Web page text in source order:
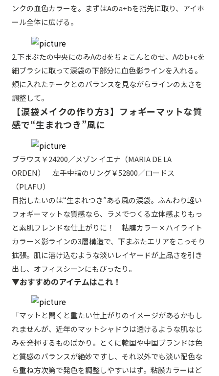
ンクの血色カラーを。まずはAのa+bを指先に取り、アイホ
ール全体に広げる。
2.下まぶたの中央にのみAのdをちょこんとのせ、Aのb+cを
細ブラシに取って涙袋の下部分に血色影ラインを入れる。
頬に入れたチークとのバランスを見ながらラインの太さを
調整して。
【涙袋メイクの作り方3】フォギーマットな質
感で“生まれつき”風に
ブラウス￥24200／メゾン イエナ（MARIA DE LA
ORDEN） 左手中指のリング￥52800／ロードス
（PLAFU）
目指したいのは“生まれつき”ある風の涙袋。ふんわり軽い
フォギーマットな質感なら、ラメでつくる立体感よりもっ
と素肌フレンドな仕上がりに！ 粘膜カラー×ハイライト
カラー×影ラインの3層構造で、下まぶたエリアをこっそり
拡張。肌に溶け込むような淡いレイヤードが上品さを引き
出し、オフィスシーンにもぴったり。
▼おすすめのアイテムはこれ！
「マットと聞くと重たい仕上がりのイメージがあるかもし
れませんが、近年のマットシャドウは透けるような肌なじ
みを発揮するものばかり。とくに韓国や中国ブランドは色
と質感のバランスが絶妙ですし、それ以外でも淡い配色な
ら重ね方次第で発色を調整しやすいはず。粘膜カラーはど